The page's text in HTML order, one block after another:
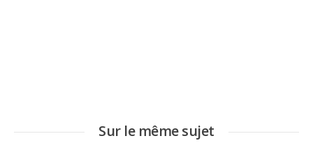
Sur le même sujet